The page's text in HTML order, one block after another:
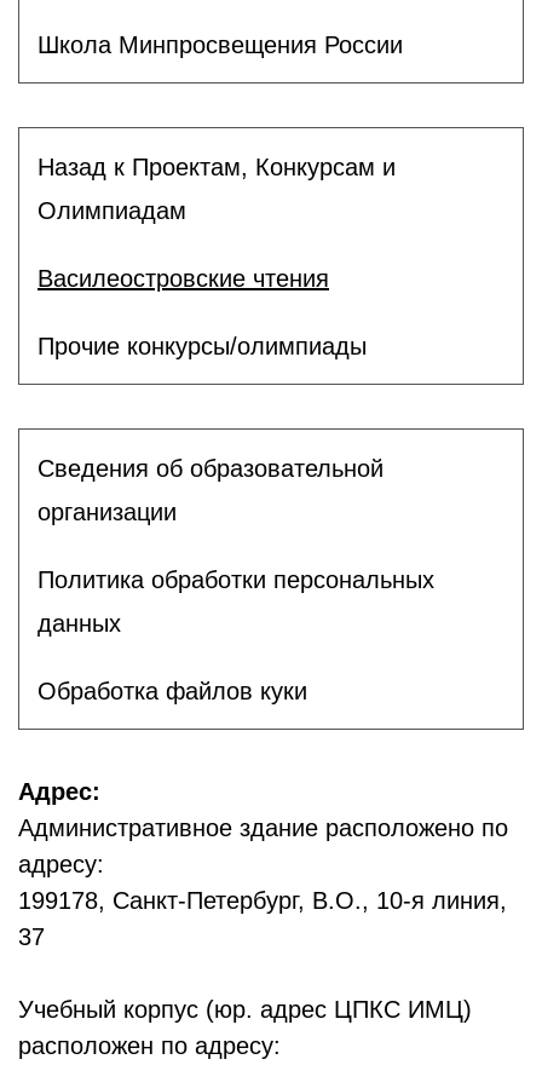
Школа Минпросвещения России
Назад к Проектам, Конкурсам и
Олимпиадам
Василеостровские чтения
Прочие конкурсы/олимпиады
Сведения об образовательной
организации
Политика обработки персональных
данных
Обработка файлов куки
Адрес:
Административное здание расположено по
адресу:
199178, Санкт-Петербург, В.О., 10-я линия,
37
Учебный корпус (юр. адрес ЦПКС ИМЦ)
расположен по адресу: